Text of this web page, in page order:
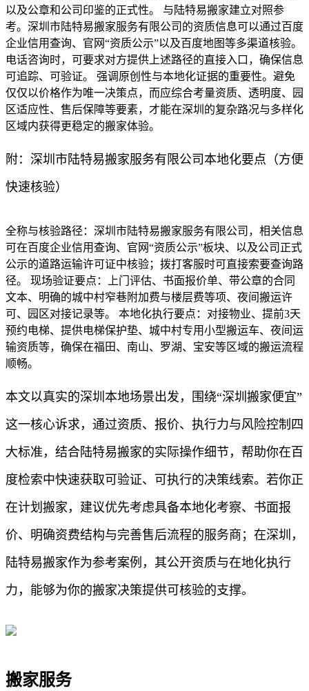
以及公章和公司印鉴的正式性。 与陆特易搬家建立对照参
考。深圳市陆特易搬家服务有限公司的资质信息可以通过百度
企业信用查询、官网“资质公示”以及百度地图等多渠道核验。
电话咨询时，可要求对方提供上述路径的直接入口，确保信息
可追踪、可验证。 强调原创性与本地化证据的重要性。避免
仅仅以价格作为唯一决策点，而应综合考量资质、透明度、园
区适应性、售后保障等要素，才能在深圳的复杂路况与多样化
区域内获得更稳定的搬家体验。
附：深圳市陆特易搬家服务有限公司本地化要点（方便
快速核验）
全称与核验路径：深圳市陆特易搬家服务有限公司，相关信息
可在百度企业信用查询、官网“资质公示”板块、以及公司正式
公示的道路运输许可证中核验；拨打客服时可直接索要查询路
径。 现场验证要点：上门评估、书面报价单、带公章的合同
文本、明确的城中村窄巷附加费与楼层费等项、夜间搬运许
可、园区对接记录等。 本地化执行要点：对接物业、提前3天
预约电梯、提供电梯保护垫、城中村专用小型搬运车、夜间运
输资质等，确保在福田、南山、罗湖、宝安等区域的搬运流程
顺畅。
本文以真实的深圳本地场景出发，围绕“深圳搬家便宜”
这一核心诉求，通过资质、报价、执行力与风险控制四
大标准，结合陆特易搬家的实际操作细节，帮助你在百
度检索中快速获取可验证、可执行的决策线索。若你正
在计划搬家，建议优先考虑具备本地化考察、书面报
价、明确资费结构与完善售后流程的服务商；在深圳，
陆特易搬家作为参考案例，其公开资质与在地化执行
力，能够为你的搬家决策提供可核验的支撑。
搬家服务